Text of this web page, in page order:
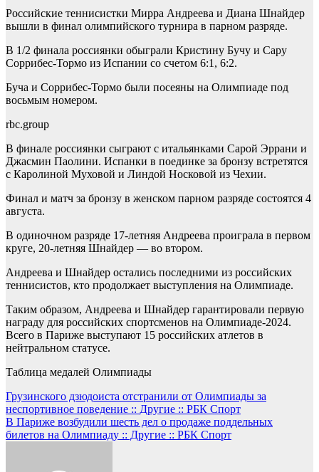
Российские теннисистки Мирра Андреева и Диана Шнайдер
вышли в финал олимпийского турнира в парном разряде.
В 1/2 финала россиянки обыграли Кристину Бучу и Сару
Соррибес-Тормо из Испании со счетом 6:1, 6:2.
Буча и Соррибес-Тормо были посеяны на Олимпиаде под
восьмым номером.
rbc.group
В финале россиянки сыграют с итальянками Сарой Эррани и
Джасмин Паолини. Испанки в поединке за бронзу встретятся
с Каролиной Муховой и Линдой Носковой из Чехии.
Финал и матч за бронзу в женском парном разряде состоятся 4
августа.
В одиночном разряде 17-летняя Андреева проиграла в первом
круге, 20-летняя Шнайдер — во втором.
Андреева и Шнайдер остались последними из российских
теннисистов, кто продолжает выступления на Олимпиаде.
Таким образом, Андреева и Шнайдер гарантировали первую
награду для российских спортсменов на Олимпиаде-2024.
Всего в Париже выступают 15 российских атлетов в
нейтральном статусе.
Таблица медалей Олимпиады
Навигация
по
записям
Грузинского дзюдоиста отстранили от Олимпиады за
неспортивное поведение :: Другие :: РБК Спорт
В Париже возбудили шесть дел о продаже поддельных
билетов на Олимпиаду :: Другие :: РБК Спорт